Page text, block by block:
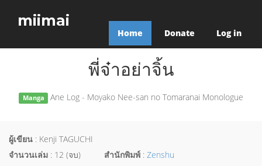
miimai
Home Donate Log in
พี่จ๋าอย่าจิ้น
Manga Ane Log - Moyako Nee-san no Tomaranai Monologue
ผู้เขียน : Kenji TAGUCHI
จำนวนเล่ม : 12 (จบ) สำนักพิมพ์ : Zenshu